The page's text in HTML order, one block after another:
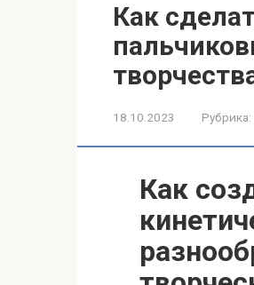
Как
18.10.2023 Рубрика:
Как